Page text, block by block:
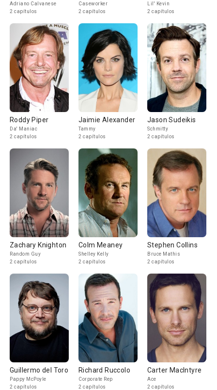
Adriano Calvanese
2 capítulos
Caseworker
2 capítulos
Lil' Kevin
2 capítulos
Roddy Piper
Da' Maniac
2 capítulos
Jaimie Alexander
Tammy
2 capítulos
Jason Sudeikis
Schmitty
2 capítulos
Zachary Knighton
Random Guy
2 capítulos
Colm Meaney
Shelley Kelly
2 capítulos
Stephen Collins
Bruce Mathis
2 capítulos
Guillermo del Toro
Pappy McPoyle
2 capítulos
Richard Ruccolo
Corporate Rep
2 capítulos
Carter MacIntyre
Ace
2 capítulos